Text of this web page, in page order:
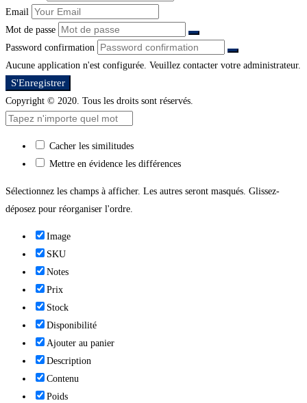
Email
Mot de passe
Password confirmation
Aucune application n'est configurée. Veuillez contacter votre administrateur.
S'Enregistrer
Copyright © 2020. Tous les droits sont réservés.
Cacher les similitudes
Mettre en évidence les différences
Sélectionnez les champs à afficher. Les autres seront masqués. Glissez-
déposez pour réorganiser l'ordre.
Image
SKU
Notes
Prix
Stock
Disponibilité
Ajouter au panier
Description
Contenu
Poids